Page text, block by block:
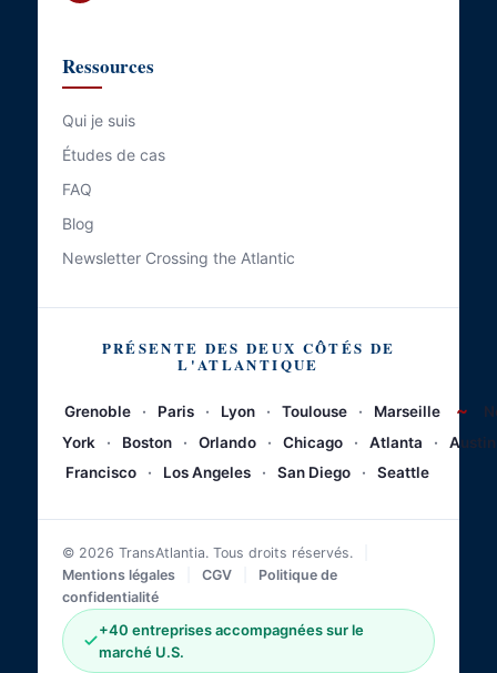
Ressources
Qui je suis
Études de cas
FAQ
Blog
Newsletter Crossing the Atlantic
PRÉSENTE DES DEUX CÔTÉS DE
L'ATLANTIQUE
Grenoble · Paris · Lyon · Toulouse · Marseille ~
York
· Boston · Orlando · Chicago · Atlanta ·
Austin
Francisco
· Los Angeles · San Diego · Seattle
© 2026 TransAtlantia. Tous droits réservés.
Mentions légales
CGV
Politique de
confidentialité
+40 entreprises accompagnées sur le
marché U.S.